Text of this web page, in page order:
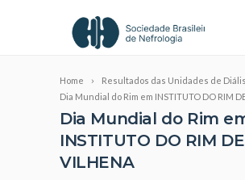
Home
Resultados das Unidades de
Dia Mundial do Rim em INSTITUTO DO RIM
Dia Mundial do Rim
INSTITUTO DO RIM DE
VILHENA